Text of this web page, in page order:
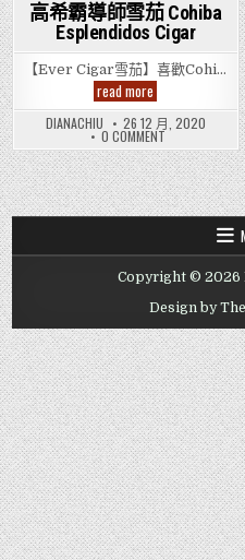
Posted
in
高希霸導師雪茄 Cohiba
Esplendidos Cigar
【Ever Cigar雪茄】喜歡Cohi…
read more
希
霸
導
師
雪
茄
Cohiba
Esplendidos
Cigar
DIANACHIU 26 12 月, 2020
0 COMMENTON
高
希
霸
導
師
雪
ESPLENDIDOS
Copyright © 2026
Design by